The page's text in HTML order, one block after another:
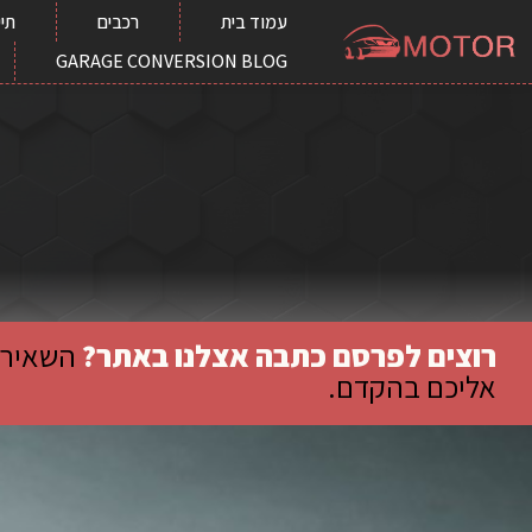
עמוד בית רכבים
GARAGE CONVERSION BLOG
רוצים לפרסם כתבה אצלנו באתר?
אליכם בהקדם.